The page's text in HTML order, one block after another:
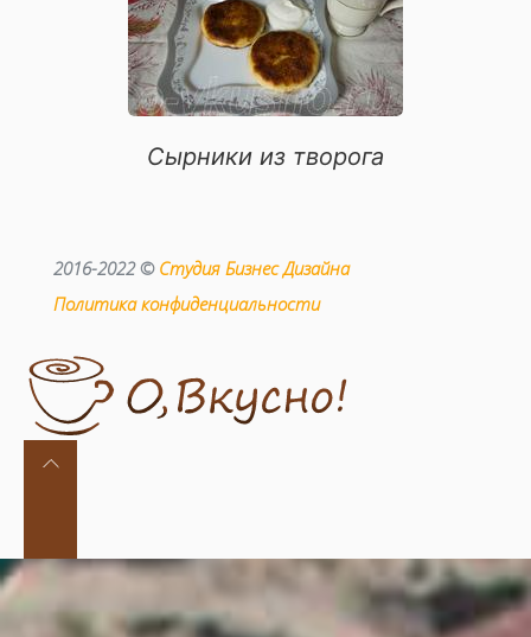
Сырники из творога
2016-2022 © Студия Бизнес Дизайна
Политика конфиденциальности